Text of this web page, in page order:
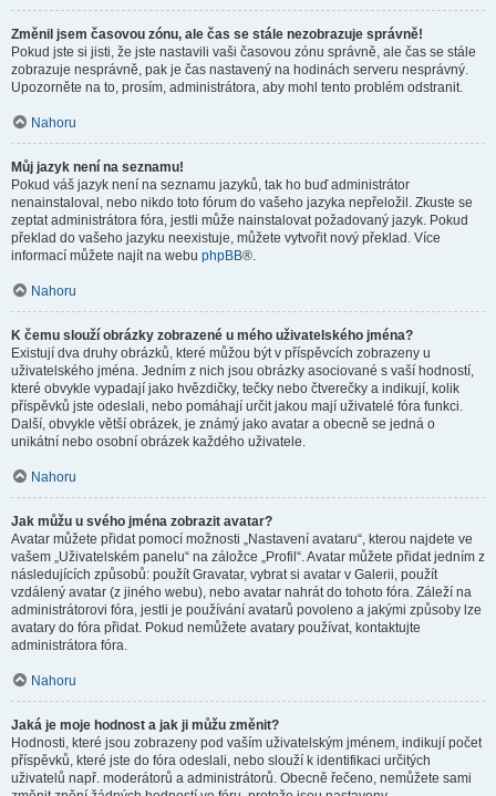
Změnil jsem časovou zónu, ale čas se stále nezobrazuje správně!
Pokud jste si jisti, že jste nastavili vaši časovou zónu správně, ale čas se stále
zobrazuje nesprávně, pak je čas nastavený na hodinách serveru nesprávný.
Upozorněte na to, prosím, administrátora, aby mohl tento problém odstranit.
Nahoru
Můj jazyk není na seznamu!
Pokud váš jazyk není na seznamu jazyků, tak ho buď administrátor
nenainstaloval, nebo nikdo toto fórum do vašeho jazyka nepřeložil. Zkuste se
zeptat administrátora fóra, jestli může nainstalovat požadovaný jazyk. Pokud
překlad do vašeho jazyku neexistuje, můžete vytvořit nový překlad. Více
informací můžete najít na webu phpBB®.
Nahoru
K čemu slouží obrázky zobrazené u mého uživatelského jména?
Existují dva druhy obrázků, které můžou být v příspěvcích zobrazeny u
uživatelského jména. Jedním z nich jsou obrázky asociované s vaší hodností,
které obvykle vypadají jako hvězdičky, tečky nebo čtverečky a indikují, kolik
příspěvků jste odeslali, nebo pomáhají určit jakou mají uživatelé fóra funkci.
Další, obvykle větší obrázek, je známý jako avatar a obecně se jedná o
unikátní nebo osobní obrázek každého uživatele.
Nahoru
Jak můžu u svého jména zobrazit avatar?
Avatar můžete přidat pomocí možnosti „Nastavení avataru“, kterou najdete ve
vašem „Uživatelském panelu“ na záložce „Profil“. Avatar můžete přidat jedním z
následujících způsobů: použít Gravatar, vybrat si avatar v Galerii, použít
vzdálený avatar (z jiného webu), nebo avatar nahrát do tohoto fóra. Záleží na
administrátorovi fóra, jestli je používání avatarů povoleno a jakými způsoby lze
avatary do fóra přidat. Pokud nemůžete avatary používat, kontaktujte
administrátora fóra.
Nahoru
Jaká je moje hodnost a jak ji můžu změnit?
Hodnosti, které jsou zobrazeny pod vaším uživatelským jménem, indikují počet
příspěvků, které jste do fóra odeslali, nebo slouží k identifikaci určitých
uživatelů např. moderátorů a administrátorů. Obecně řečeno, nemůžete sami